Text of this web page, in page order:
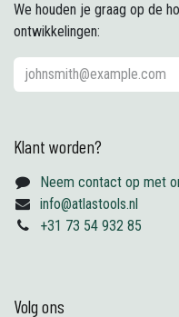
We houden je graag op de
ontwikkelingen:
Klant worden?
Neem contact op met
info@atlastools.nl
+31 73 54 932 85
Volg ons